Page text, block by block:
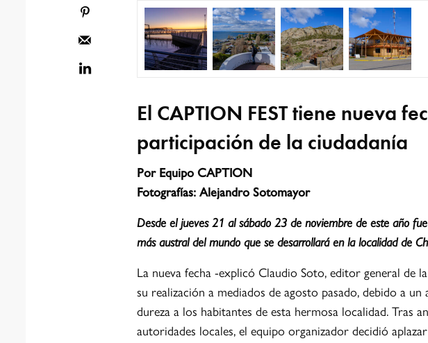
El CAPTION FEST tiene nueva
participación de la ciudadanía
Por Equipo CAPTION
Fotografías: Alejandro Sotomayor
Desde el jueves 21 al sábado 23 de noviembre de este año
más austral del mundo que se desarrollará en la localidad de
La nueva fecha -explicó Claudio Soto, editor general de
su realización a mediados de agosto pasado, debido a
dureza a los habitantes de esta hermosa localidad. Tras
autoridades locales, el equipo organizador decidió